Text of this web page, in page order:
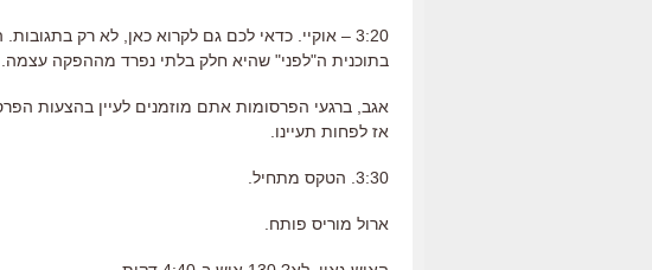
בתוכנית ה"לפני" שהיא חלק בלתי נפרד מההפקה עצמה.
אגב, ברגעי הפרסומות אתם מוזמנים לעיין בהצעות
אז לפחות תעיינו.
3:30. הטקס מתחיל.
ארול מוריס פותח.